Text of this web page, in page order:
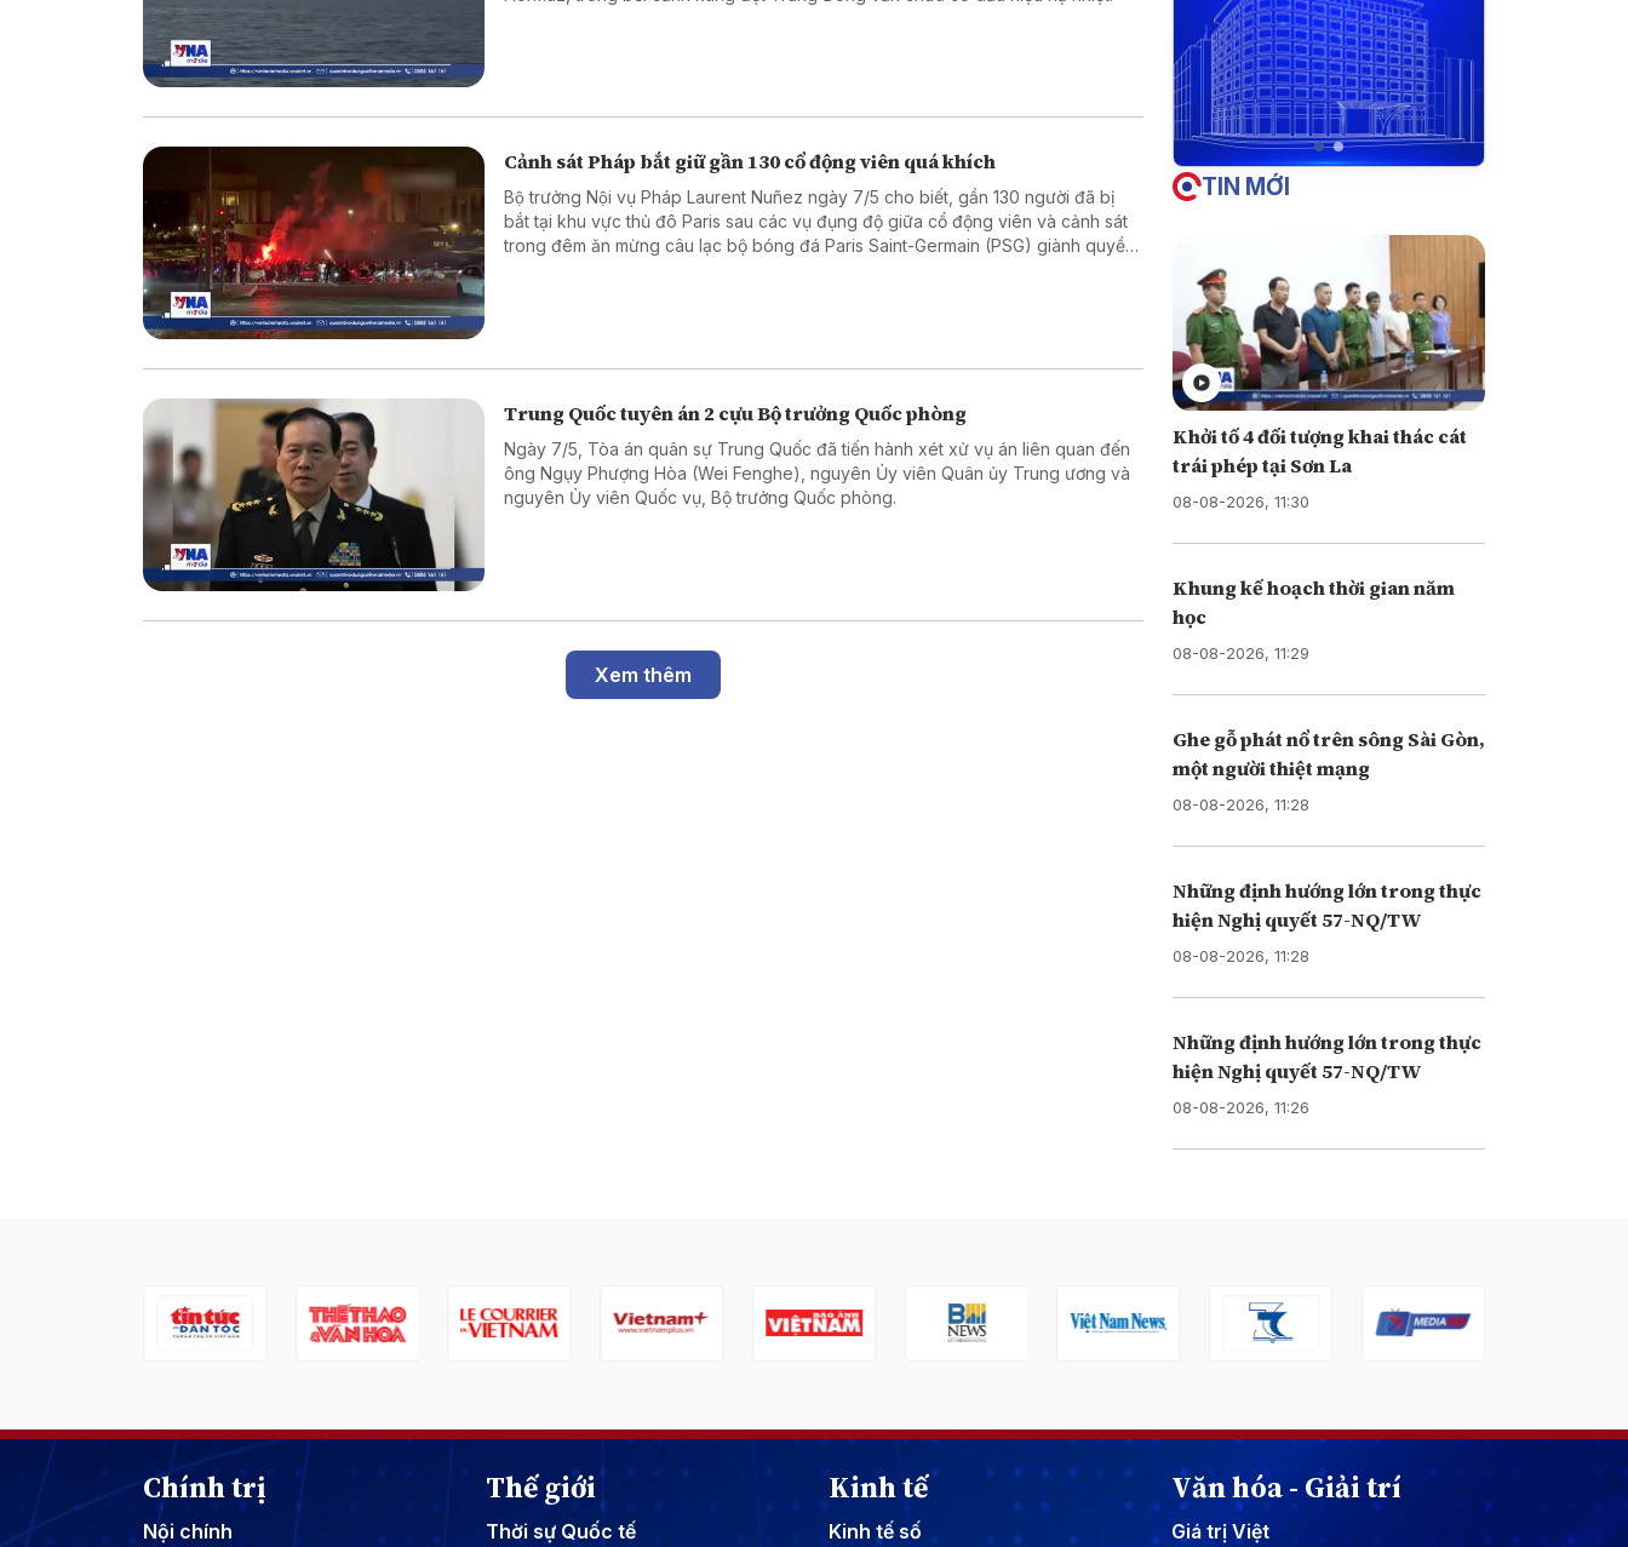
Cảnh sát Pháp bắt giữ gần 130 cổ động viên quá khích
Bộ trưởng Nội vụ Pháp Laurent Nuñez ngày 7/5 cho biết, gần 130 người đã bị
bắt tại khu vực thủ đô Paris sau các vụ đụng độ giữa cổ động viên và cảnh sát
trong đêm ăn mừng câu lạc bộ bóng đá Paris Saint-Germain (PSG) giành quyền
Trung Quốc tuyên án 2 cựu Bộ trưởng Quốc phòng
Ngày 7/5, Tòa án quân sự Trung Quốc đã tiến hành xét xử vụ án liên quan đến
ông Ngụy Phượng Hòa (Wei Fenghe), nguyên Ủy viên Quân ủy Trung ương và
nguyên Ủy viên Quốc vụ, Bộ trưởng Quốc phòng.
Xem thêm
TIN MỚI
Khởi tố 4 đối tượng khai thác cát
trái phép tại Sơn La
08-08-2026, 11:30
Khung kế hoạch thời gian năm
học
08-08-2026, 11:29
Ghe gỗ phát nổ trên sông Sài Gòn,
một người thiệt mạng
08-08-2026, 11:28
Những định hướng lớn trong thực
hiện Nghị quyết 57-NQ/TW
08-08-2026, 11:28
Những định hướng lớn trong thực
hiện Nghị quyết 57-NQ/TW
08-08-2026, 11:26
Chính trị
Nội chính
Thế giới
Thời sự Quốc tế
Kinh tế
Kinh tế số
Văn hóa - Giải trí
Giá trị Việt